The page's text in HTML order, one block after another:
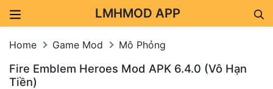
LMHMOD APP
Home Game Mod Mô Phỏng
Fire Emblem Heroes Mod APK 6.4.0 (Vô Hạn
Tiền)